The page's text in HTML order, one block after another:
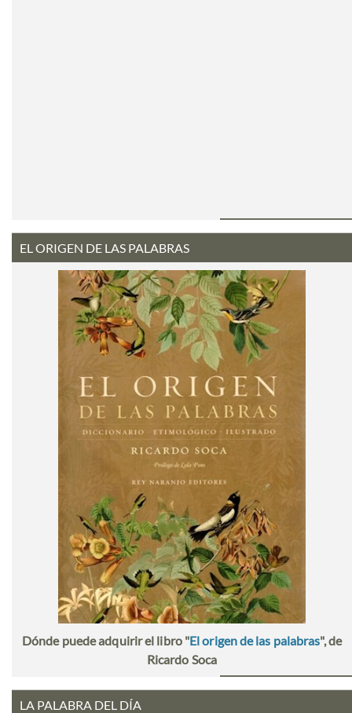
EL ORIGEN DE LAS PALABRAS
Dónde puede adquirir el libro "El origen de las palabras", de
Ricardo Soca
LA PALABRA DEL DÍA